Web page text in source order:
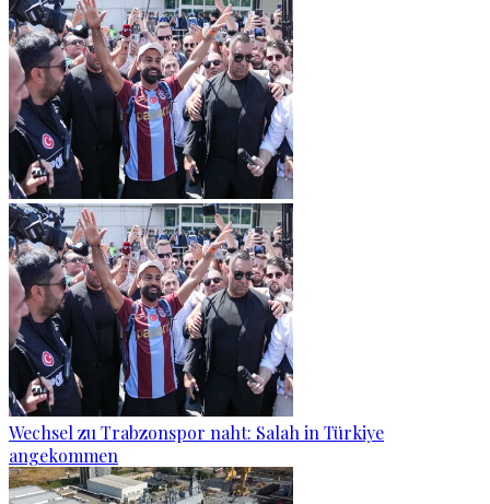
Wechsel zu Trabzonspor naht: Salah in Türkiye
angekommen